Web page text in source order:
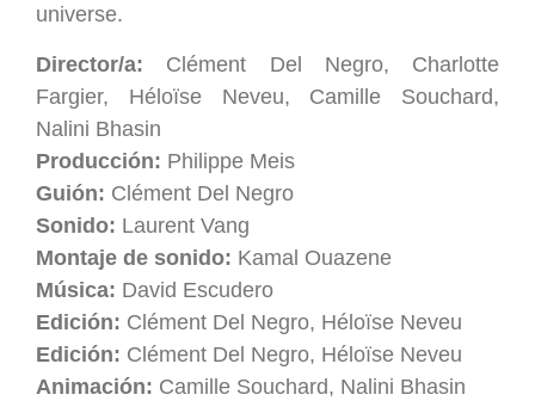
universe.
Director/a: Clément Del Negro, Charlotte
Fargier, Héloïse Neveu, Camille Souchard,
Nalini Bhasin
Producción: Philippe Meis
Guión: Clément Del Negro
Sonido: Laurent Vang
Montaje de sonido: Kamal Ouazene
Música: David Escudero
Edición: Clément Del Negro, Héloïse Neveu
Edición: Clément Del Negro, Héloïse Neveu
Animación: Camille Souchard, Nalini Bhasin